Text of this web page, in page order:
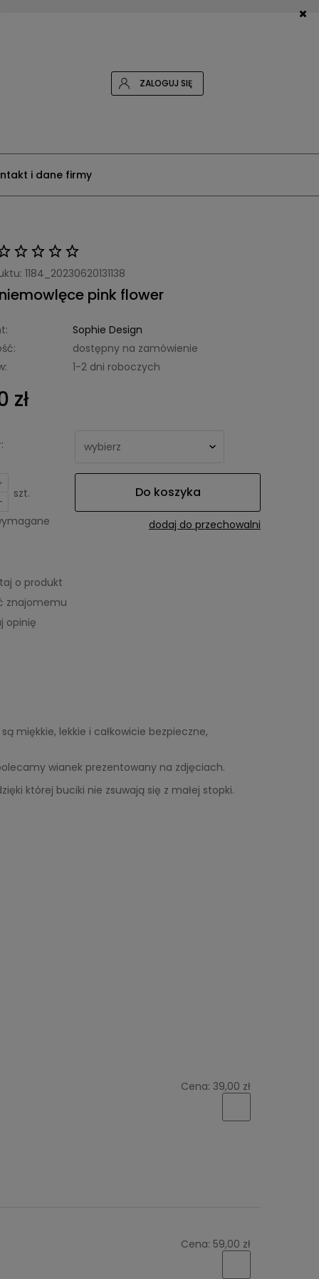
ZALOGUJ SIĘ
i dane firmy
1184_20230620131138
pink flower
Sophie Design
dostępny na zamówienie
1-2 dni roboczych
zł
szt. Do koszyka
dodaj do przechowalni
o produkt
znajomemu
opinię
miękkie, lekkie i całkowicie bezpieczne,
wianek prezentowany na zdjęciach.
której buciki nie zsuwają się z małej stopki.
Cena: 39,00 zł
Cena: 59,00 zł